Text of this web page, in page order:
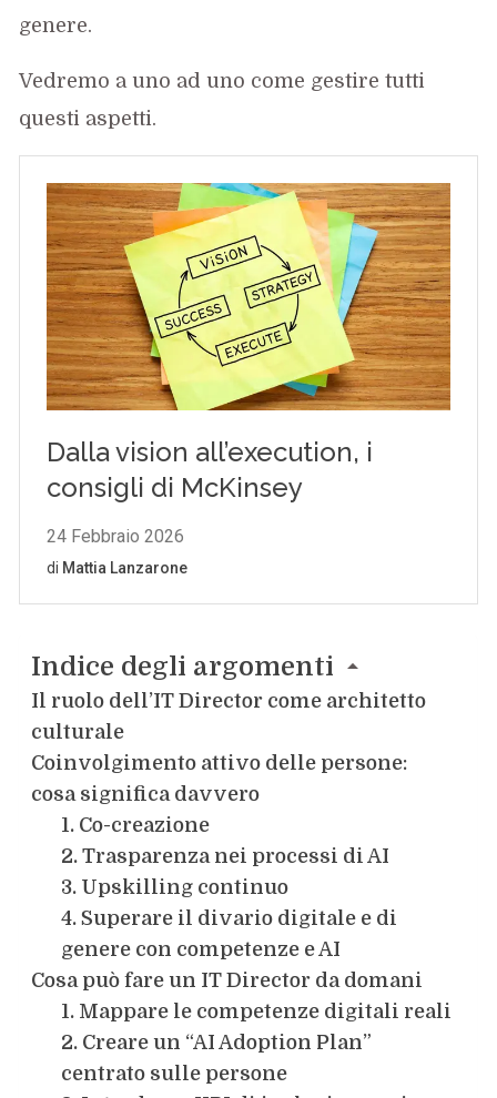
genere.
Vedremo a uno ad uno come gestire tutti
questi aspetti.
Indice degli argomenti
Il ruolo dell’IT Director come architetto
culturale
Coinvolgimento attivo delle persone:
cosa significa davvero
1. Co-creazione
2. Trasparenza nei processi di AI
3. Upskilling continuo
4. Superare il divario digitale e di
genere con competenze e AI
Cosa può fare un IT Director da domani
1. Mappare le competenze digitali reali
2. Creare un “AI Adoption Plan”
centrato sulle persone